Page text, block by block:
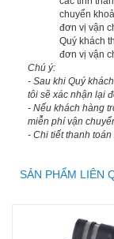
chuyển
đơn vị vận
Quý khách
đơn vị vận
Chú ý:
- Sau khi Quý
tôi sẽ xác nhận lại
- Nếu khách hàng
miễn phí vận
- Chi tiết thanh toán
SẢN PHẨM LIÊN